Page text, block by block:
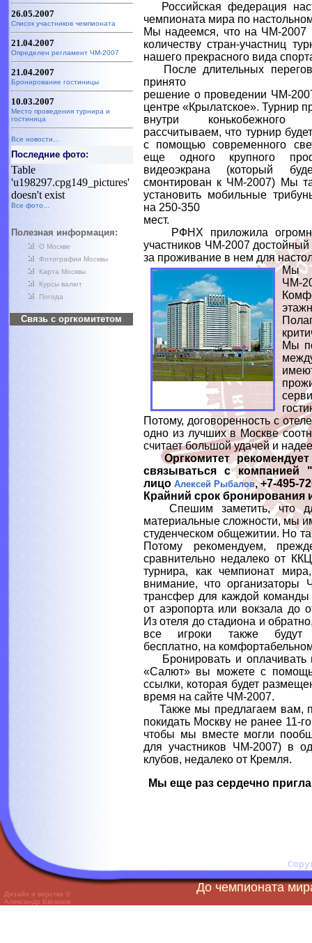
26.05.2007
Список участников чемпионата
21.04.2007
Определен регламент ЧМ-2007
21.04.2007
Бронирование гостиницы
10.03.2007
Место проведения турнира и
гостиница
Все новости...
Последние фото:
Table
'u198297.cpg149_pictures'
doesn't exist
Все фото...
Полезная информация:
О Москве
Фотографии Москвы
Карта Москвы
Курсы валют
Погода
Связь с оргкомитетом
Российская федерация
чемпионата мира по
Мы надеемся, что на ЧМ-2007
количеству стран-участниц
нашего прекрасного вида
После длительных
принято
решение о проведении ЧМ-
центре «Крылатское». Турнир
внутри
рассчитываем, что турнир
с помощью современного
еще одного крупного
видеоэкрана (который
смонтирован к ЧМ-2007) Мы
установить мобильные
на 250-350
мест.
РФНХ приложила
участников ЧМ-2007
за проживание в нем для
Мы
ЧМ-
Мы
Потому, договоренность с
одно из лучших в Москве
считает большой удачей и
Оргкомитет
связываться с компанией
лицо Алексей Рыбалов, +7-495-
Крайний срок бронирования
Спешим заметить, что
материальные сложности, мы
студенческом общежитии. Но
Потому рекомендуем,
сравнительно недалеко от
турнира, как чемпионат
внимание, что организаторы
трансфер для каждой команды
от аэропорта или вокзала до
Из отеля до стадиона и
все игроки также будут
бесплатно, на
Бронировать и оплачивать
«Салют» вы можете с
ссылки, которая будет
время на сайте ЧМ-2007.
Также мы предлагаем вам,
покидать Москву не ранее 11-
чтобы мы вместе могли
для участников ЧМ-2007) в
клубов, недалеко от Кремля.
Мы еще раз сердечно
Дизайн и верстка ©
Александр Евсюков
До чемпионата